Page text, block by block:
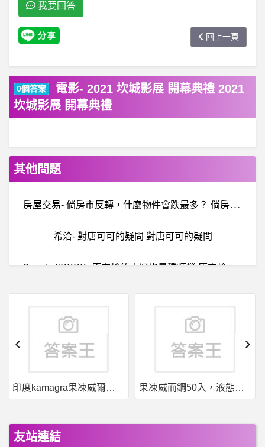
我要回答
回上一頁
0個答案
電影- 2021 坎城影展 開幕典禮 2021
坎城影展 開幕典禮
其他問題
房
屋交易- 倘房市反轉，什麼物件會跌最多？ 倘房市反轉，什麼物件會跌最多？
希洽- 對唐可可的疑問 對唐可可的疑問
B
aseballXXXX- 原來輪值太好也是種煩惱 原來輪值太好也是種煩惱
孤
獨一人到死亡,死後在世自己的屍體和房子以及跟自己有關的物品和一切東西所面臨的問題!?
嘻哈音樂- Re: [音樂
B
aseballXXXX- 辜辜你正在看轉播吧 辜辜你正在看轉播吧
印度kamagra果凍威爾剛用於治療男性勃起功能障礙 果凍威而鋼50入，液態威，口溶速效
‹ ›
友站連結